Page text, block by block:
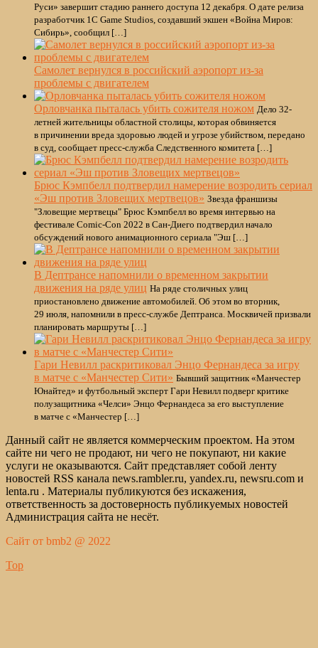
Руси» завершит стадию раннего доступа 12 декабря. О дате релиза
разработчик 1C Game Studios, создавший экшен «Война Миров:
Сибирь», сообщил […]
Самолет вернулся в российский аэропорт из-за
проблемы с двигателем
Орловчанка пыталась убить сожителя ножом Дело 32-
летней жительницы областной столицы, которая обвиняется
в причинении вреда здоровью людей и угрозе убийством, передано
в суд, сообщает пресс-служба Следственного комитета […]
Брюс Кэмпбелл подтвердил намерение возродить сериал
«Эш против Зловещих мертвецов» Звезда франшизы
"Зловещие мертвецы" Брюс Кэмпбелл во время интервью на
фестивале Comic-Con 2022 в Сан-Диего подтвердил начало
обсуждений нового анимационного сериала "Эш […]
В Дептрансе напомнили о временном закрытии
движения на ряде улиц На ряде столичных улиц
приостановлено движение автомобилей. Об этом во вторник,
29 июля, напомнили в пресс-службе Дептранса. Москвичей призвали
планировать маршруты […]
Гари Невилл раскритиковал Энцо Фернандеса за игру
в матче с «Манчестер Сити» Бывший защитник «Манчестер
Юнайтед» и футбольный эксперт Гари Невилл подверг критике
полузащитника «Челси» Энцо Фернандеса за его выступление
в матче с «Манчестер […]
Данный сайт не является коммерческим проектом. На этом
сайте ни чего не продают, ни чего не покупают, ни какие
услуги не оказываются. Сайт представляет собой ленту
новостей RSS канала news.rambler.ru, yandex.ru, newsru.com и
lenta.ru . Материалы публикуются без искажения,
ответственность за достоверность публикуемых новостей
Администрация сайта не несёт.
Сайт от bmb2 @ 2022
Top